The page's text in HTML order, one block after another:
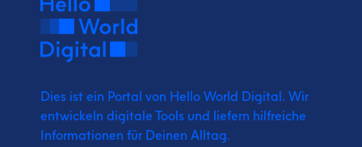
Dies ist ein Portal von Hello World Digital. Wir
entwickeln digitale Tools und liefern hilfreiche
Informationen für Deinen Alltag.